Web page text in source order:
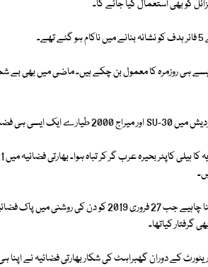
ہی روزمرہ کا معمول بن چکے ہیں۔ ماضی میں بھی بے
بھارتی فضائیہ کو وہ دن نہیں بھولنا چاہیے جب 27
گرفتار کیاتھا۔